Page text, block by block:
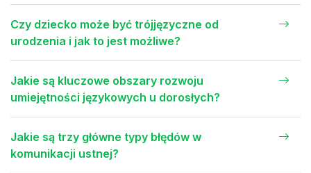
Czy dziecko może być trójjęzyczne od
urodzenia i jak to jest możliwe?
Jakie są kluczowe obszary rozwoju
umiejętności językowych u dorosłych?
Jakie są trzy główne typy błędów w
komunikacji ustnej?